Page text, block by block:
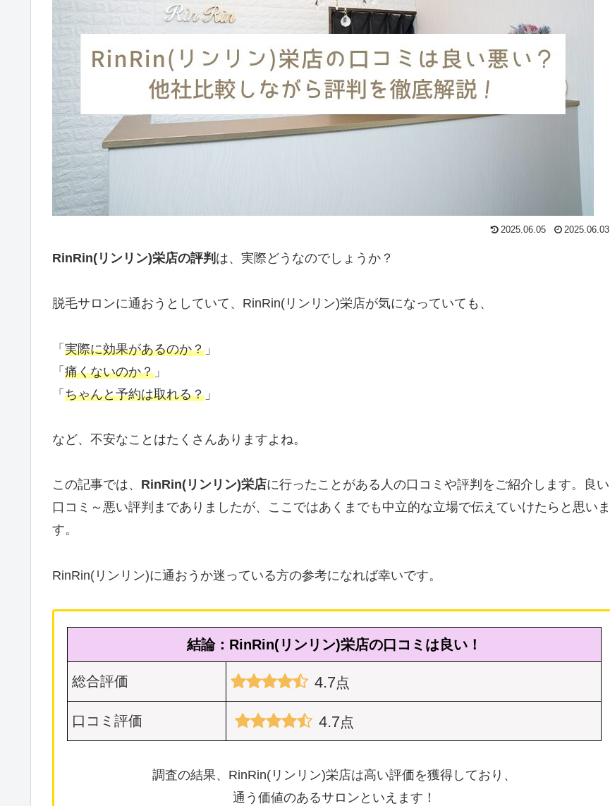
2025.06.05 2025.06.03
RinRin(リンリン)栄店の評判 は、実際どうなのでしょうか？
脱毛サロンに通おうとしていて、RinRin(リンリン)栄店が気になっていても、
「 実際に効果があるのか？ 」
「 痛くないのか？ 」
「 ちゃんと予約は取れる？ 」
など、不安なことはたくさんありますよね。
この記事では、 RinRin(リンリン)栄店に行ったことがある人の口コミや評判をご紹介します。良い
口コミ～悪い評判までありましたが、ここではあくまでも中立的な立場で伝えていけたらと思いま
す。
RinRin(リンリン)に通おうか迷っている方の参考になれば幸いです。
結論：RinRin(リンリン)栄店の口コミは良い！
総合評価 4.7点
口コミ評価 4.7点
調査の結果、RinRin(リンリン)栄店は高い評価を獲得しており、
通う価値のあるサロンといえます！